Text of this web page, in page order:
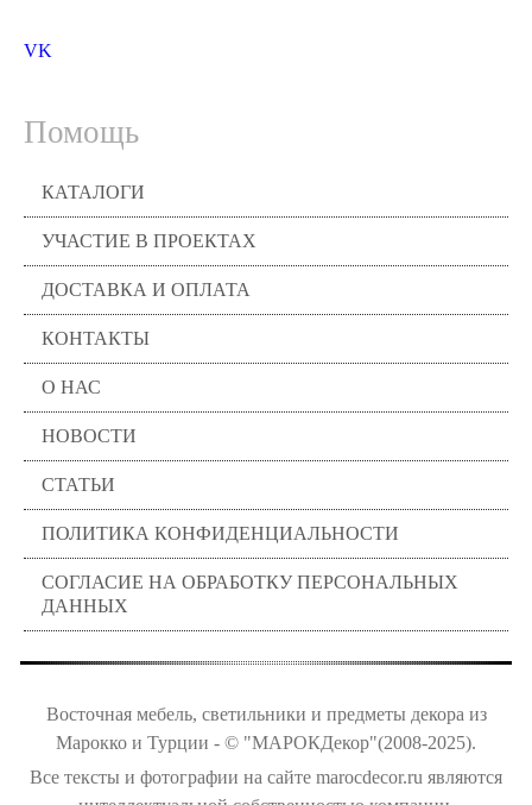
VK
Помощь
КАТАЛОГИ
УЧАСТИЕ В ПРОЕКТАХ
ДОСТАВКА И ОПЛАТА
КОНТАКТЫ
О НАС
НОВОСТИ
СТАТЬИ
ПОЛИТИКА КОНФИДЕНЦИАЛЬНОСТИ
СОГЛАСИЕ НА ОБРАБОТКУ ПЕРСОНАЛЬНЫХ
ДАННЫХ
Восточная мебель, светильники и предметы декора из
Марокко и Турции - © "МАРОКДекор"(2008-2025).
Все тексты и фотографии на сайте marocdecor.ru являются